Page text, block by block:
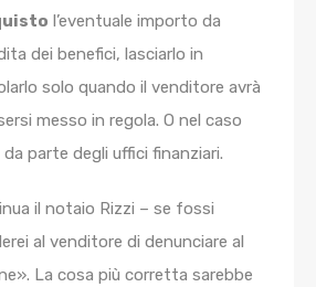
l’eventuale importo da
dei benefici, lasciarlo in
solo quando il venditore avrà
messo in regola. O nel caso
parte degli uffici finanziari.
il notaio Rizzi – se fossi
al venditore di denunciare al
La cosa più corretta sarebbe